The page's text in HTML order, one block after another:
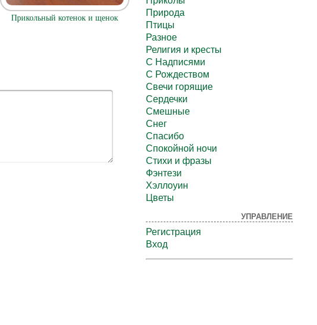
Прикольный котенок и щенок
Природа
Птицы
Разное
Религия и кресты
С Надписями
С Рождеством
Свечи горящие
Сердечки
Смешные
Снег
Спасибо
Спокойной ночи
Стихи и фразы
Фэнтези
Хэллоуин
Цветы
УПРАВЛЕНИЕ
Регистрация
Вход